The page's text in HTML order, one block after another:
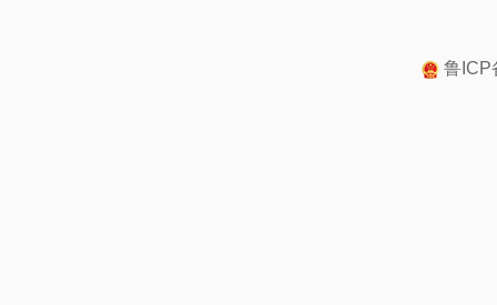
鲁ICP